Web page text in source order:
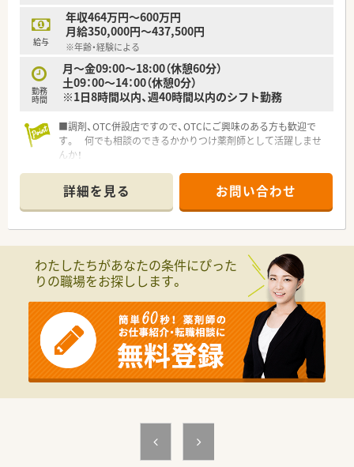
給与
年収464万円～600万円
月給350,000円～437,500円
※年齢・経験による
勤務
時間
月～金09:00〜18:00（休憩60分）
土09：00～14：00（休憩0分）
※1日8時間以内、週40時間以内のシフト勤務
■調剤、OTC併設店ですので、OTCにご興味のある方も歓迎で
す。 何でも相談のできるかかりつけ薬剤師として活躍しませ
んか！
て、その分オフの日はゆっくりリフレッシュできます。メリハリ
をつけながらお仕事したい方にも最適です
■大手チェーン薬局ならではの福利厚生が充実していますので、
産休育休制度や育児介護短時間勤務制度など、ライフスタイルの
■教育体制の他、明確な昇格基準を設けていますので、ご自身の
頑張りがはっきりと反映され、やりがいを持って取り組んでいく
詳細を見る お問い合わせ
わたしたちがあなたの条件にぴった
りの職場をお探しします。